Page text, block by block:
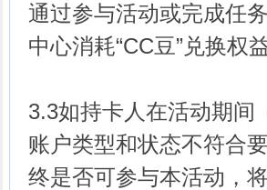
通过参与活动或完成任
中心消耗“CC豆”兑换权
3.3如持卡人在活动期间
账户类型和状态不符合
终是否可参与本活动，